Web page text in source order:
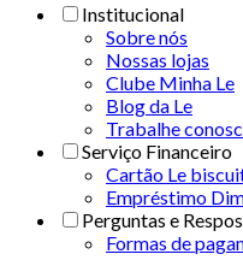
Institucional
Sobre nós
Nossas lojas
Clube Minha Le
Blog da Le
Trabalhe
Serviço Financeiro
Cartão Le
Empréstimo
Perguntas e
Formas de